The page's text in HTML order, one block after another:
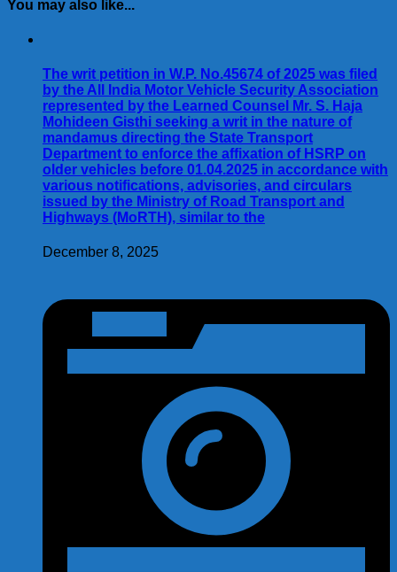
You may also like...
The writ petition in W.P. No.45674 of 2025 was filed
by the All India Motor Vehicle Security Association
represented by the Learned Counsel Mr. S. Haja
Mohideen Gisthi seeking a writ in the nature of
mandamus directing the State Transport
Department to enforce the affixation of HSRP on
older vehicles before 01.04.2025 in accordance with
various notifications, advisories, and circulars
issued by the Ministry of Road Transport and
Highways (MoRTH), similar to the
December 8, 2025